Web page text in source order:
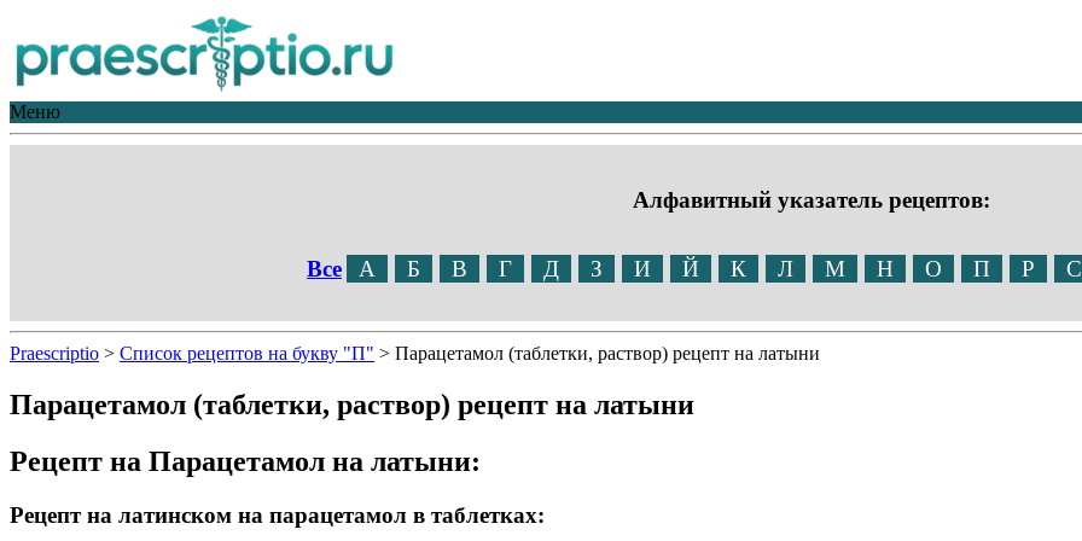
Меню
Алфавитный указатель рецептов:
Все А Б В Г Д З И Й К Л М Н О П Р С
Praescriptio > Список рецептов на букву "П" > Парацетамол (таблетки, раствор) рецепт на латыни
Парацетамол (таблетки, раствор) рецепт на латыни
Рецепт на Парацетамол на латыни:
Рецепт на латинском на парацетамол в таблетках: